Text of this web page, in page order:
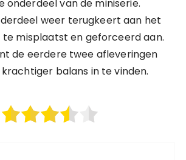
onderdeel van de miniserie.
weer terugkeert aan het
te misplaatst en geforceerd aan.
de eerdere twee afleveringen
balans in te vinden.